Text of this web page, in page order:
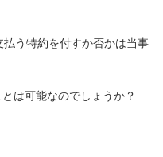
う特約を付すか否かは当事
は可能なのでしょうか？